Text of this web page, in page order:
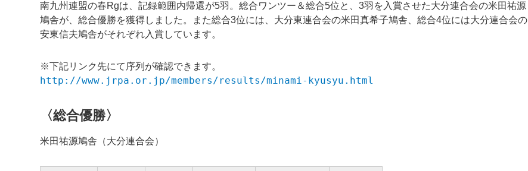
南九州連盟の春Rgは、記録範囲内帰還が5羽。総合ワンツー＆総合5位と、3羽を入賞させた大分連合会の米田祐源
鳩舎が、総合優勝を獲得しました。また総合3位には、大分東連合会の米田真希子鳩舎、総合4位には大分連合会の
安東信夫鳩舎がそれぞれ入賞しています。
※下記リンク先にて序列が確認できます。
http://www.jrpa.or.jp/members/results/minami-kyusyu.html
〈総合優勝〉
米田祐源鳩舎（大分連合会）